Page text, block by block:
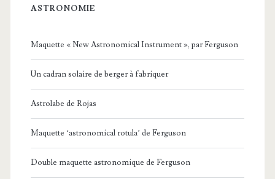
ASTRONOMIE
Maquette « New Astronomical Instrument », par Ferguson
Un cadran solaire de berger à fabriquer
Astrolabe de Rojas
Maquette ‘astronomical rotula’ de Ferguson
Double maquette astronomique de Ferguson